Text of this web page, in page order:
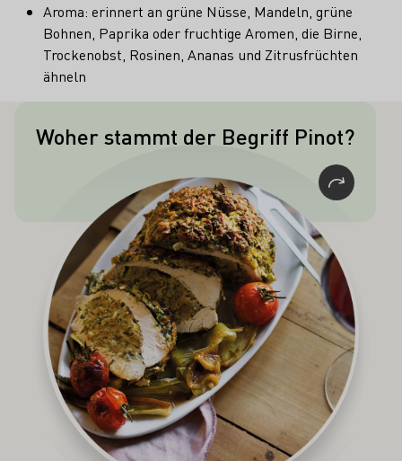
Aroma: erinnert an grüne Nüsse, Mandeln, grüne
Bohnen, Paprika oder fruchtige Aromen, die Birne,
Trockenobst, Rosinen, Ananas und Zitrusfrüchten
ähneln
Woher stammt der Begriff Pinot?
Die französische Bezeichnung Pinot
geht auf das französische „pin“ (Kiefer)
zurück und beschreibt die an
Kieferzapfen erinnernde Traubenform.